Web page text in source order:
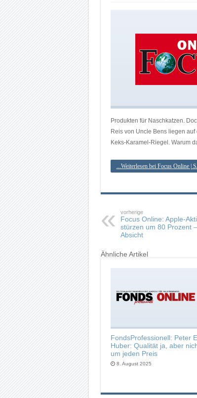
Produkten für Naschkatzen.
Reis von Uncle Bens liegen
Keks-Karamel-Riegel. Warum
...Weiterlesen bei Focus Online |
vorherige
Focus Online: Apple-
stürzen um 80 Prozent
Absicht
Ähnliche Artikel
FondsProfessionell: Peter
Huber: Qualität ja, aber
um jeden Preis
8. August 2025